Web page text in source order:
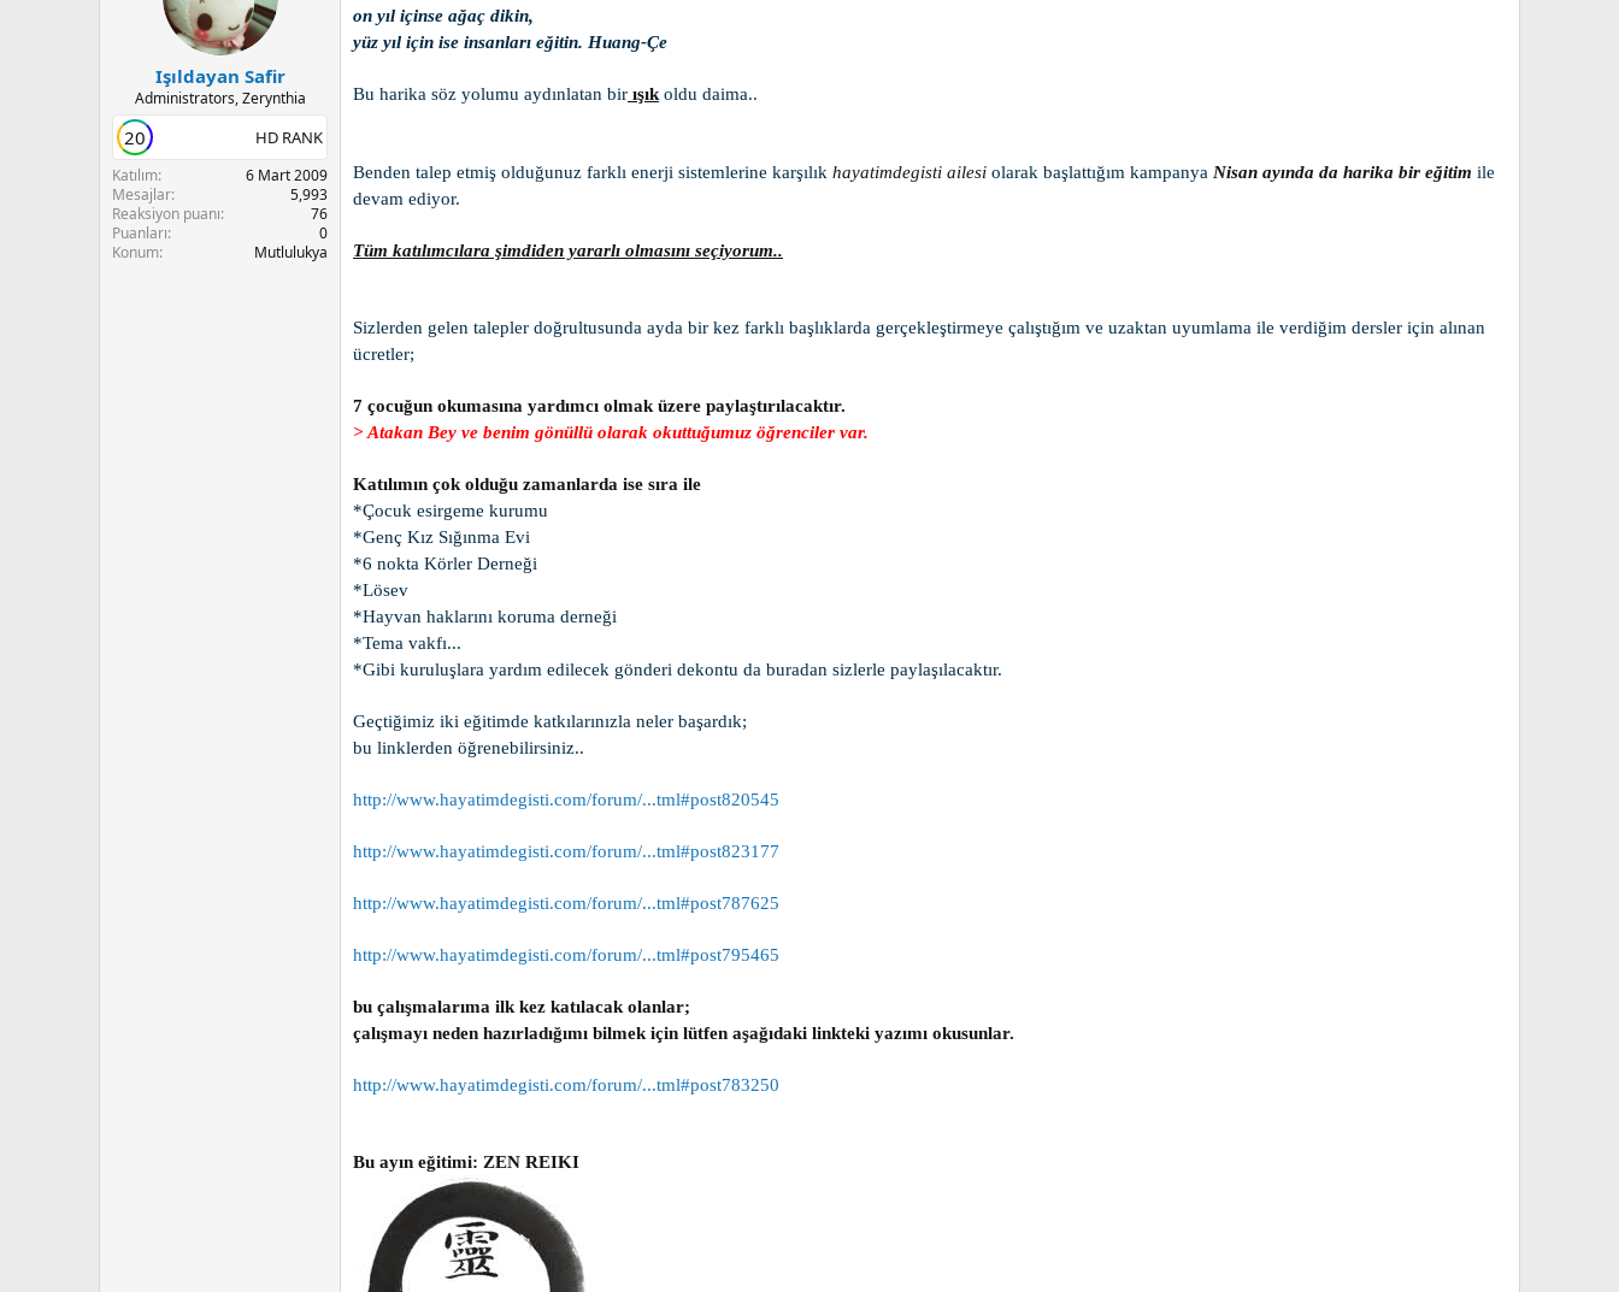
Işıldayan Safir
Administrators, Zerynthia
20 HD RANK
Katılım
6 Mart 2009
Mesajlar
5,993
Reaksiyon puanı
76
Puanları
0
Konum
Mutlulukya
on yıl içinse ağaç dikin,
yüz yıl için ise insanları eğitin. Huang-Çe
Bu harika söz yolumu aydınlatan bir ışık oldu daima..
Benden talep etmiş olduğunuz farklı enerji sistemlerine karşılık hayatimdegisti ailesi olarak başlattığım kampanya Nisan ayında da harika bir eğitim ile
devam ediyor.
Tüm katılımcılara şimdiden yararlı olmasını seçiyorum..
Sizlerden gelen talepler doğrultusunda ayda bir kez farklı başlıklarda gerçekleştirmeye çalıştığım ve uzaktan uyumlama ile verdiğim dersler için alınan
ücretler;
7 çocuğun okumasına yardımcı olmak üzere paylaştırılacaktır.
> Atakan Bey ve benim gönüllü olarak okuttuğumuz öğrenciler var.
Katılımın çok olduğu zamanlarda ise sıra ile
*Çocuk esirgeme kurumu
*Genç Kız Sığınma Evi
*6 nokta Körler Derneği
*Lösev
*Hayvan haklarını koruma derneği
*Tema vakfı...
*Gibi kuruluşlara yardım edilecek gönderi dekontu da buradan sizlerle paylaşılacaktır.
Geçtiğimiz iki eğitimde katkılarınızla neler başardık;
bu linklerden öğrenebilirsiniz..
http://www.hayatimdegisti.com/forum/...tml#post820545
http://www.hayatimdegisti.com/forum/...tml#post823177
http://www.hayatimdegisti.com/forum/...tml#post787625
http://www.hayatimdegisti.com/forum/...tml#post795465
bu çalışmalarıma ilk kez katılacak olanlar;
çalışmayı neden hazırladığımı bilmek için lütfen aşağıdaki linkteki yazımı okusunlar.
http://www.hayatimdegisti.com/forum/...tml#post783250
Bu ayın eğitimi: ZEN REIKI